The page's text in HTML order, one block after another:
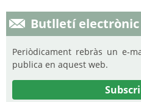
Butlletí electrònic
Periòdicament rebràs un e-
publica en aquest web.